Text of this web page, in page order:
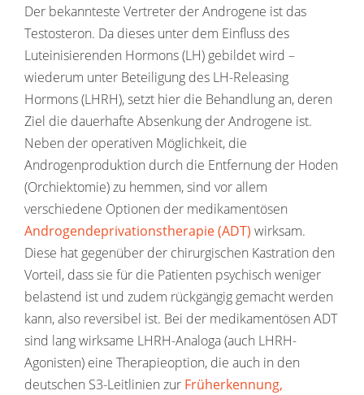
Der bekannteste Vertreter der Androgene ist das
Testosteron. Da dieses unter dem Einfluss des
Luteinisierenden Hormons (LH) gebildet wird –
wiederum unter Beteiligung des LH-Releasing
Hormons (LHRH), setzt hier die Behandlung an, deren
Ziel die dauerhafte Absenkung der Androgene ist.
Neben der operativen Möglichkeit, die
Androgenproduktion durch die Entfernung der Hoden
(Orchiektomie) zu hemmen, sind vor allem
verschiedene Optionen der medikamentösen
Androgendeprivationstherapie (ADT) wirksam.
Diese hat gegenüber der chirurgischen Kastration den
Vorteil, dass sie für die Patienten psychisch weniger
belastend ist und zudem rückgängig gemacht werden
kann, also reversibel ist. Bei der medikamentösen ADT
sind lang wirksame LHRH-Analoga (auch LHRH-
Agonisten) eine Therapieoption, die auch in den
deutschen S3-Leitlinien zur Früherkennung,